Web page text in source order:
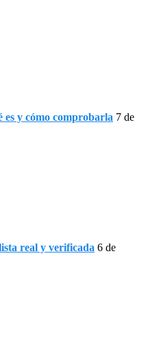
y cómo comprobarla 7 de
real y verificada 6 de